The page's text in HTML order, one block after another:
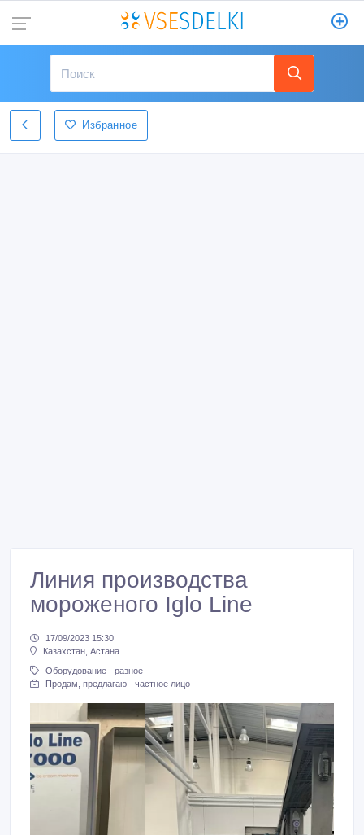
Избранное
Линия производства
мороженого Iglo Line
17/09/2023 15:30
Казахстан, Астана
Оборудование - разное
Продам, предлагаю - частное лицо